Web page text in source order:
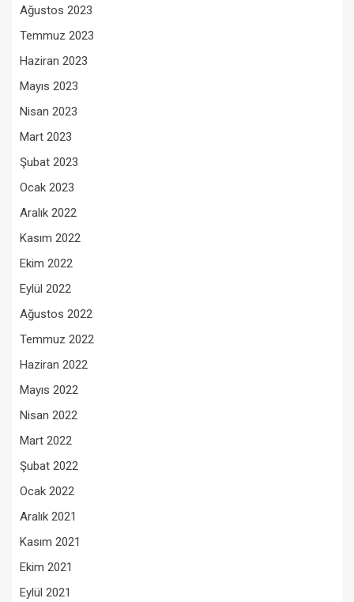
Ağustos 2023
Temmuz 2023
Haziran 2023
Mayıs 2023
Nisan 2023
Mart 2023
Şubat 2023
Ocak 2023
Aralık 2022
Kasım 2022
Ekim 2022
Eylül 2022
Ağustos 2022
Temmuz 2022
Haziran 2022
Mayıs 2022
Nisan 2022
Mart 2022
Şubat 2022
Ocak 2022
Aralık 2021
Kasım 2021
Ekim 2021
Eylül 2021